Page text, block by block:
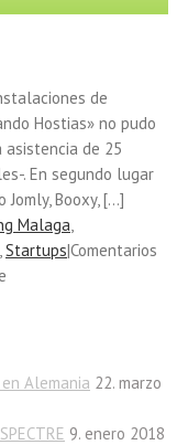
de
Hostias» no pudo
asistencia de 25
. En segundo lugar
Booxy, […]
Malaga,
,Startups|Comentarios
Alemania 22. marzo
9. enero 2018